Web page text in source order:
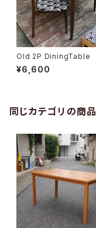
Old 2P DiningTable
¥6,600
同じカテゴリの商品